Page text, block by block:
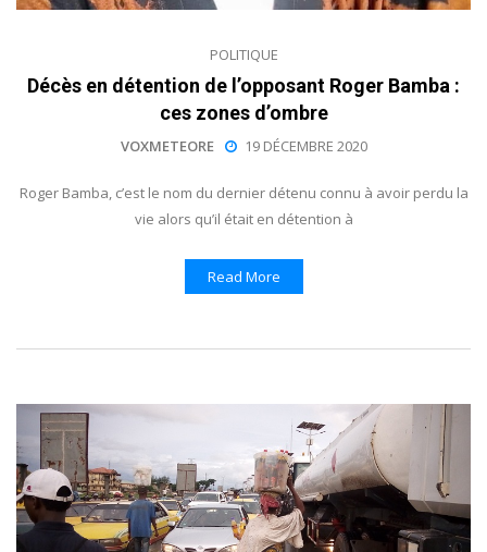
POLITIQUE
Décès en détention de l’opposant Roger Bamba :
ces zones d’ombre
VOXMETEORE 19 DÉCEMBRE 2020
Roger Bamba, c’est le nom du dernier détenu connu à avoir perdu la
vie alors qu’il était en détention à
Read More